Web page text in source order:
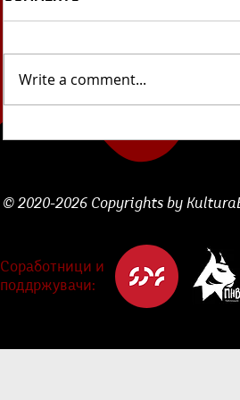
словенечка поезија: „Сѐ
Лара Божак
Write a comment...
© 2020-2026 Copyrights by
Соработници и
поддржувачи: